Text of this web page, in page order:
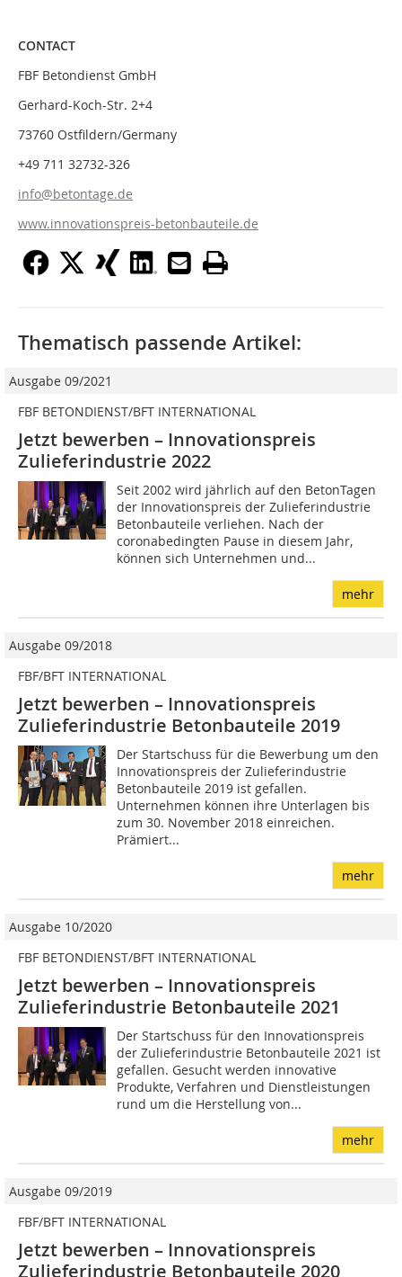
CONTACT
FBF Betondienst GmbH
Gerhard-Koch-Str. 2+4
73760 Ostfildern/Germany
+49 711 32732-326
info@betontage.de
www.innovationspreis-betonbauteile.de
Thematisch passende Artikel:
Ausgabe 09/2021
FBF BETONDIENST/BFT INTERNATIONAL
Jetzt bewerben – Innovationspreis
Zulieferindustrie 2022
Seit 2002 wird jährlich auf den BetonTagen
der Innovationspreis der Zulieferindustrie
Betonbauteile verliehen. Nach der
coronabedingten Pause in diesem Jahr,
können sich Unternehmen und...
mehr
Ausgabe 09/2018
FBF/BFT INTERNATIONAL
Jetzt bewerben – Innovationspreis
Zulieferindustrie Betonbauteile 2019
Der Startschuss für die Bewerbung um den
Innovationspreis der Zulieferindustrie
Betonbauteile 2019 ist gefallen.
Unternehmen können ihre Unterlagen bis
zum 30. November 2018 einreichen.
Prämiert...
mehr
Ausgabe 10/2020
FBF BETONDIENST/BFT INTERNATIONAL
Jetzt bewerben – Innovationspreis
Zulieferindustrie Betonbauteile 2021
Der Startschuss für den Innovationspreis
der Zulieferindustrie Betonbauteile 2021 ist
gefallen. Gesucht werden innovative
Produkte, Verfahren und Dienstleistungen
rund um die Herstellung von...
mehr
Ausgabe 09/2019
FBF/BFT INTERNATIONAL
Jetzt bewerben – Innovationspreis
Zulieferindustrie Betonbauteile 2020